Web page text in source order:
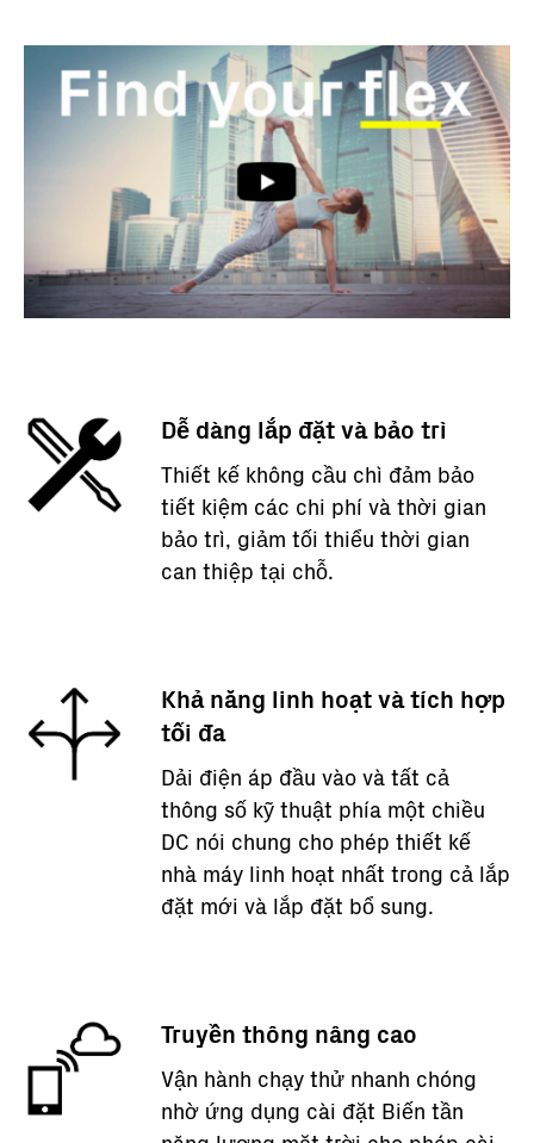
Dễ dàng lắp đặt và bảo trì
Thiết kế không cầu chì đảm bảo
tiết kiệm các chi phí và thời gian
bảo trì, giảm tối thiểu thời gian
can thiệp tại chỗ.
Khả năng linh hoạt và tích hợp
tối đa
Dải điện áp đầu vào và tất cả
thông số kỹ thuật phía một chiều
DC nói chung cho phép thiết kế
nhà máy linh hoạt nhất trong cả lắp
đặt mới và lắp đặt bổ sung.
Truyền thông nâng cao
Vận hành chạy thử nhanh chóng
nhờ ứng dụng cài đặt Biến tần